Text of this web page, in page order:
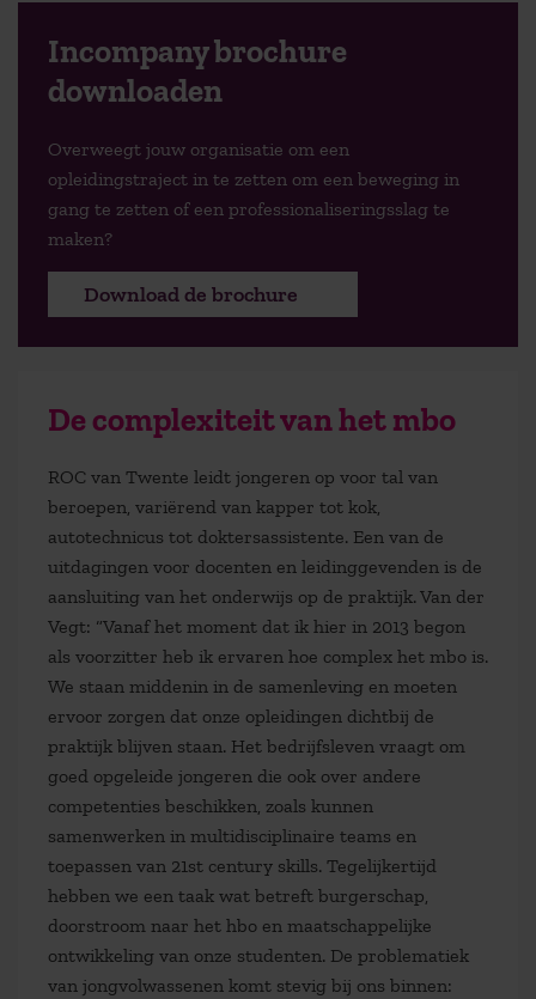
Incompany brochure
downloaden
Overweegt jouw organisatie om een
opleidingstraject in te zetten om een beweging in
gang te zetten of een professionaliseringsslag te
maken?
Download de brochure
De complexiteit van het mbo
ROC van Twente leidt jongeren op voor tal van
beroepen, variërend van kapper tot kok,
autotechnicus tot doktersassistente. Een van de
uitdagingen voor docenten en leidinggevenden is de
aansluiting van het onderwijs op de praktijk. Van der
Vegt: “Vanaf het moment dat ik hier in 2013 begon
als voorzitter heb ik ervaren hoe complex het mbo is.
We staan middenin in de samenleving en moeten
ervoor zorgen dat onze opleidingen dichtbij de
praktijk blijven staan. Het bedrijfsleven vraagt om
goed opgeleide jongeren die ook over andere
competenties beschikken, zoals kunnen
samenwerken in multidisciplinaire teams en
toepassen van 21st century skills. Tegelijkertijd
hebben we een taak wat betreft burgerschap,
doorstroom naar het hbo en maatschappelijke
ontwikkeling van onze studenten. De problematiek
van jongvolwassenen komt stevig bij ons binnen: